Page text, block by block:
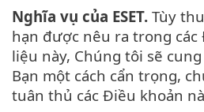
Nghĩa vụ của ESET. Tùy
hạn được nêu ra trong các
liệu này, Chúng tôi sẽ
Bạn một cách cẩn trọng,
tuân thủ các Điều khoản